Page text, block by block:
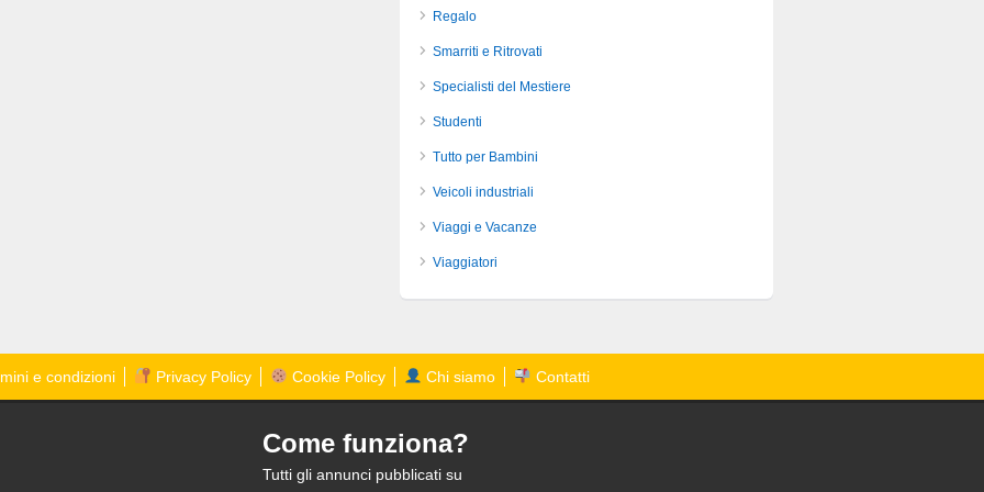
Regalo
Smarriti e Ritrovati
Specialisti del Mestiere
Studenti
Tutto per Bambini
Veicoli industriali
Viaggi e Vacanze
Viaggiatori
e condizioni Privacy Policy Cookie Policy Chi siamo Contatti
Come funziona?
Tutti gli annunci pubblicati su